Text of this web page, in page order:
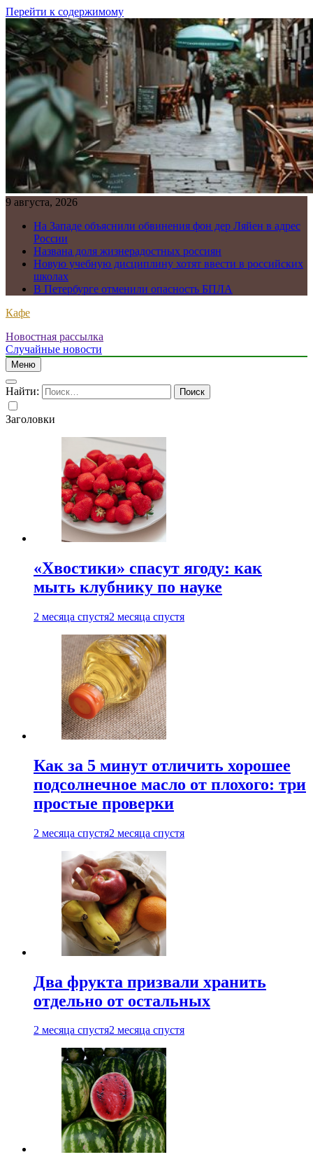
Перейти к содержимому
9 августа, 2026
На Западе объяснили обвинения фон дер Ляйен в адрес
России
Названа доля жизнерадостных россиян
Новую учебную дисциплину хотят ввести в российских
школах
В Петербурге отменили опасность БПЛА
Кафе
Новостная рассылка
Случайные новости
Меню
Найти:
Заголовки
«Хвостики» спасут ягоду: как
мыть клубнику по науке
2 месяца спустя2 месяца спустя
Как за 5 минут отличить хорошее
подсолнечное масло от плохого: три
простые проверки
2 месяца спустя2 месяца спустя
Два фрукта призвали хранить
отдельно от остальных
2 месяца спустя2 месяца спустя